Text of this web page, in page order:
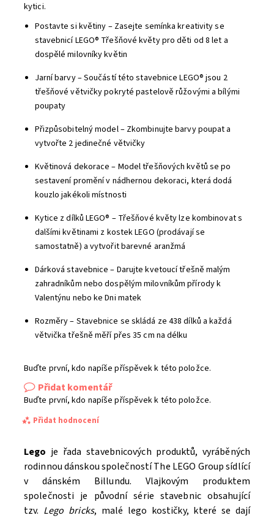
kytici.
Postavte si květiny – Zasejte semínka kreativity se
stavebnicí LEGO® Třešňové květy pro děti od 8 let a
dospělé milovníky květin
Jarní barvy – Součástí této stavebnice LEGO® jsou 2
třešňové větvičky pokryté pastelově růžovými a bílými
poupaty
Přizpůsobitelný model – Zkombinujte barvy poupat a
vytvořte 2 jedinečné větvičky
Květinová dekorace – Model třešňových květů se po
sestavení promění v nádhernou dekoraci, která dodá
kouzlo jakékoli místnosti
Kytice z dílků LEGO® – Třešňové květy lze kombinovat s
dalšími květinami z kostek LEGO (prodávají se
samostatně) a vytvořit barevné aranžmá
Dárková stavebnice – Darujte kvetoucí třešně malým
zahradníkům nebo dospělým milovníkům přírody k
Valentýnu nebo ke Dni matek
Rozměry – Stavebnice se skládá ze 438 dílků a každá
větvička třešně měří přes 35 cm na délku
Buďte první, kdo napíše příspěvek k této položce.
Přidat komentář
Buďte první, kdo napíše příspěvek k této položce.
Přidat hodnocení
Lego je řada stavebnicových produktů, vyráběných
rodinnou dánskou společností The LEGO Group sídlící
v dánském Billundu. Vlajkovým produktem
společnosti je původní série stavebnic obsahující
tzv. Lego bricks, malé lego kostičky, které se dají